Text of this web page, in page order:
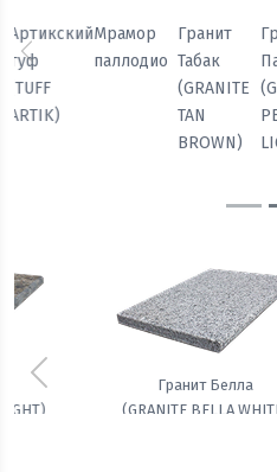
Мрамор
паллодио
Гранит
Табак
(GRANITE
Гранит
Павлин
(GRANITE
PEACOCK
LIGHT)
Предыдущий
Гранит Белла
(GRANITE BELLA WHITE)
Предыдущий